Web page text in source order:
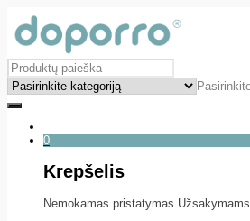
0
Krepšelis
Nemokamas pristatymas